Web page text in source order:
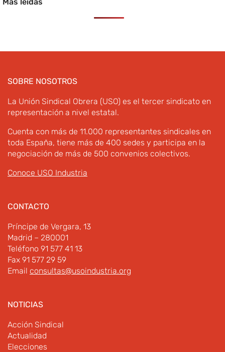
SOBRE NOSOTROS
La Unión Sindical Obrera (USO) es el tercer sindicato en
representación a nivel estatal.
Cuenta con más de 11.000 representantes sindicales en
toda España, tiene más de 400 sedes y participa en la
negociación de más de 500 convenios colectivos.
Conoce USO Industria
CONTACTO
Príncipe de Vergara, 13
Madrid – 280001
Teléfono 91 577 41 13
Fax 91 577 29 59
Email consultas@usoindustria.org
NOTICIAS
Acción Sindical
Actualidad
Elecciones